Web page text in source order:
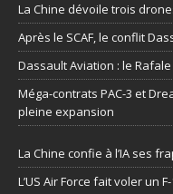
La Chine dévoile trois
Après le SCAF, le conflit
Dassault Aviation : le
Méga-contrats PAC-3 et
pleine expansion
La Chine confie à l’IA ses
L’US Air Force fait voler un